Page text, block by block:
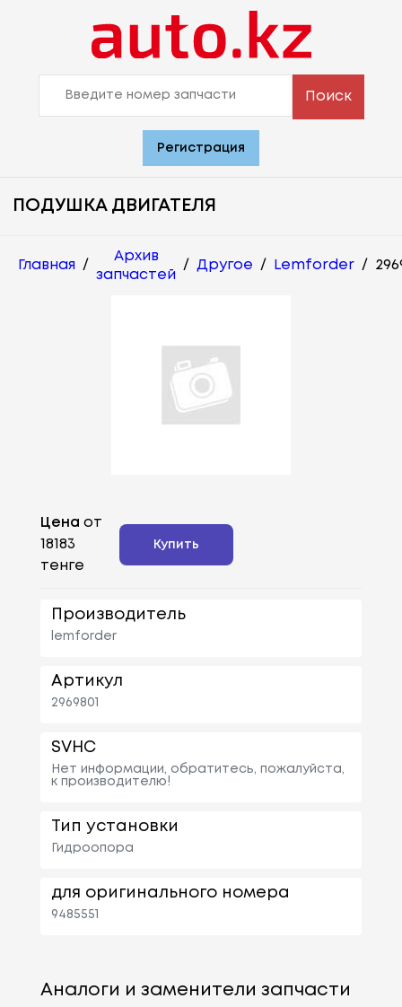
Поиск
Регистрация
ПОДУШКА ДВИГАТЕЛЯ
Главная /
Архив
запчастей
/ Другое / Lemforder /
Цена от
18183
тенге
Купить
Производитель
lemforder
Артикул
2969801
SVHC
Нет информации, обратитесь, пожалуйста,
к производителю!
Тип установки
Гидроопора
для оригинального номера
9485551
Аналоги и заменители запчасти